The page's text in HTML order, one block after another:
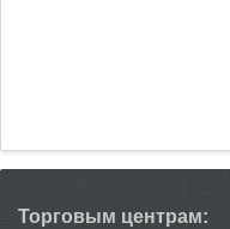
Торговым центрам: